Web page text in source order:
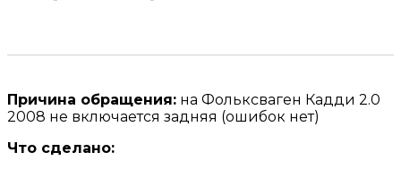
Причина обращения: на Фольксваген Кадди 2.0
2008 не включается задняя (ошибок нет)
Что сделано: